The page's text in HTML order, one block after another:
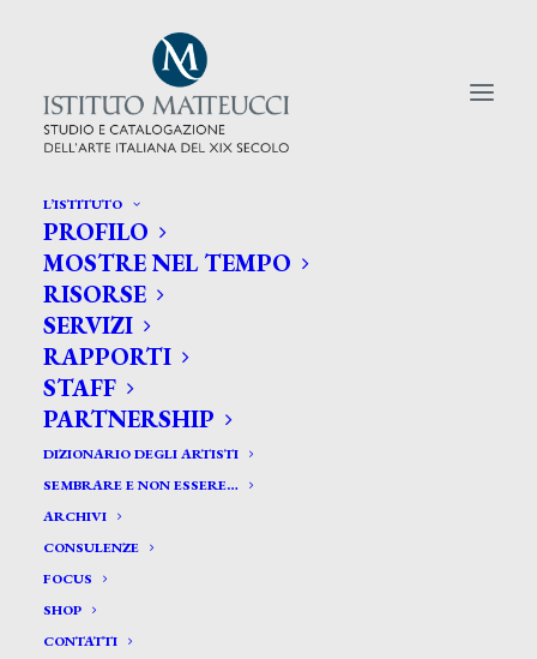
L’ISTITUTO
PROFILO
MOSTRE NEL TEMPO
RISORSE
SERVIZI
RAPPORTI
STAFF
PARTNERSHIP
DIZIONARIO DEGLI ARTISTI
SEMBRARE E NON ESSERE…
ARCHIVI
CONSULENZE
FOCUS
SHOP
CONTATTI
CERCA TRA GLI ARTISTI:
Search
for:
Meunier Gastone